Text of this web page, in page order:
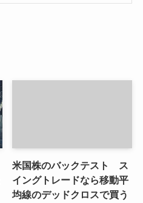
米国株のバックテスト ス
イングトレードなら移動平
均線のデッドクロスで買う